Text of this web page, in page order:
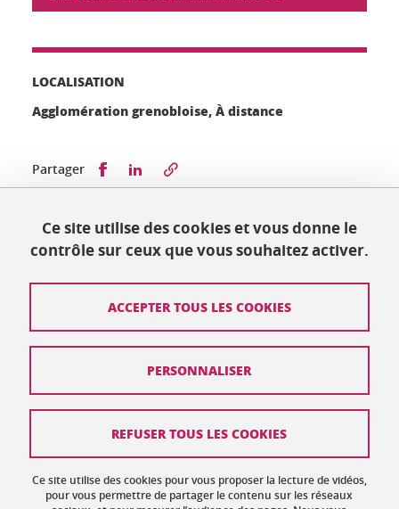
LOCALISATION
Agglomération grenobloise, À distance
Partager Partager sur Facebook
Partager sur LinkedIn
Publié le 5 juillet 2022
Mis à jour le 5 juillet 2022
Contact
Mentions légales
Données personnelles : politique de confidentialité
Ce site utilise des cookies et vous donne le
contrôle sur ceux que vous souhaitez activer.
Ce site utilise des cookies pour vous proposer la lecture de vidéos,
pour vous permettre de partager le contenu sur les réseaux
ACCEPTER TOUS LES COOKIES
REFUSER TOUS LES COOKIES
PERSONNALISER